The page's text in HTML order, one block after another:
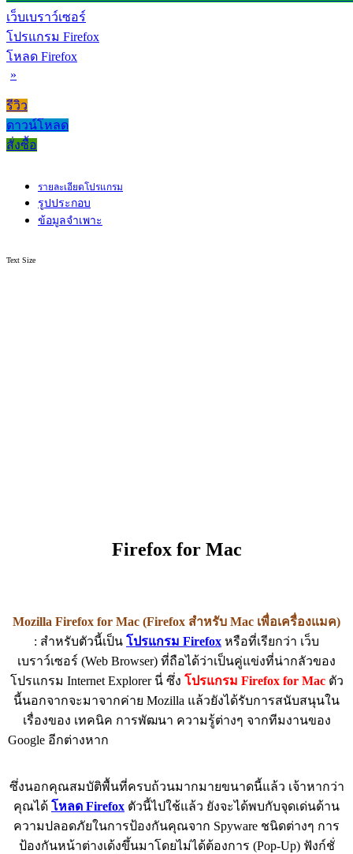
เว็บเบราว์เซอร์
โปรแกรม Firefox
โหลด Firefox
»
รีวิว
ดาวน์โหลด
สั่งซื้อ
รายละเอียดโปรแกรม
รูปประกอบ
ข้อมูลจำเพาะ
Text Size
Firefox for Mac
Mozilla Firefox for Mac (Firefox สำหรับ Mac เพื่อเครื่องแมค)
: สำหรับตัวนี้เป็น โปรแกรม Firefox หรือที่เรียกว่า เว็บ
เบราว์เซอร์ (Web Browser) ที่ถือได้ว่าเป็นคู่แข่งที่น่ากลัวของ
โปรแกรม Internet Explorer นี่ ซึ่ง โปรแกรม Firefox for Macตัว
นี้นอกจากจะมาจากค่าย Mozilla แล้วยังได้รับการสนับสนุนใน
เรื่องของ เทคนิค การพัฒนา ความรู้ต่างๆ จากทีมงานของ
Google อีกต่างหาก
ซึ่งนอกคุณสมบัติพื้นที่ครบถ้วนมากมายขนาดนี้แล้ว เจ้าหากว่า
คุณได้ โหลด Firefox ตัวนี้ไปใช้แล้ว ยังจะได้พบกับจุดเด่นด้าน
ความปลอดภัยในการป้องกันคุณจาก Spyware ชนิดต่างๆ การ
ป้องกันหน้าต่างเด้งขึ้นมาโดยไม่ได้ต้องการ (Pop-Up) ฟังก์ชั่